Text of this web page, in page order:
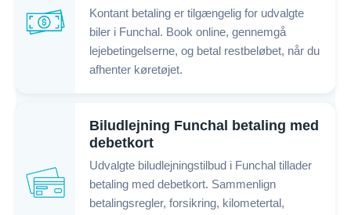
Kontant betaling er tilgængelig for udvalgte
biler i Funchal. Book online, gennemgå
lejebetingelserne, og betal restbeløbet, når du
afhenter køretøjet.
Biludlejning Funchal betaling med
debetkort
Udvalgte biludlejningstilbud i Funchal tillader
betaling med debetkort. Sammenlign
betalingsregler, forsikring, kilometertal,